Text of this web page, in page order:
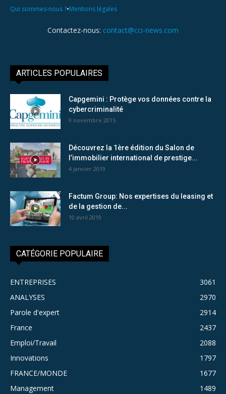
Qui sommes-nous ?•Mentions légales
Contactez-nous: contact@cci-news.com
ARTICLES POPULAIRES
Capgemini : Protège vos données contre la
cybercriminalité
9 novembre 2015
Découvrez la 1ère édition du Salon de
l’immobilier international de prestige...
4 janvier 2019
Factum Group: Nos expertises du leasing et
de la gestion de...
10 avril 2019
CATÉGORIE POPULAIRE
ENTREPRISES
3061
ANALYSES
2970
Parole d'expert
2914
France
2437
Emploi/Travail
2088
Innovations
1797
FRANCE/MONDE
1677
Management
1489